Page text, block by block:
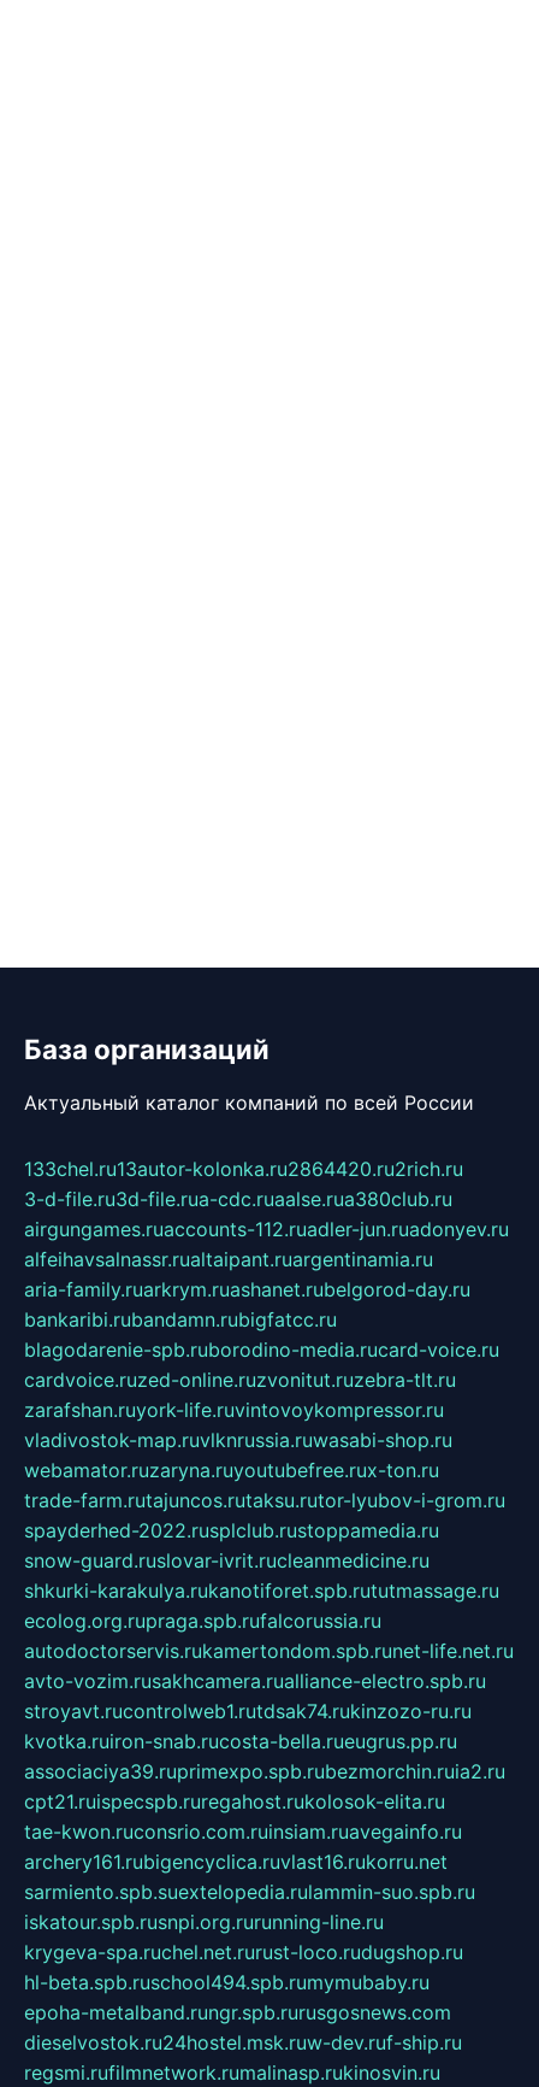
База организаций
Актуальный каталог компаний по всей России
133chel.ru13autor-kolonka.ru2864420.ru2rich.ru
3-d-file.ru3d-file.rua-cdc.ruaalse.rua380club.ru
airgungames.ruaccounts-112.ruadler-jun.ruadonyev.ru
alfeihavsalnassr.rualtaipant.ruargentinamia.ru
aria-family.ruarkrym.ruashanet.rubelgorod-day.ru
bankaribi.rubandamn.rubigfatcc.ru
blagodarenie-spb.ruborodino-media.rucard-voice.ru
cardvoice.ruzed-online.ruzvonitut.ruzebra-tlt.ru
zarafshan.ruyork-life.ruvintovoykompressor.ru
vladivostok-map.ruvlknrussia.ruwasabi-shop.ru
webamator.ruzaryna.ruyoutubefree.rux-ton.ru
trade-farm.rutajuncos.rutaksu.rutor-lyubov-i-grom.ru
spayderhed-2022.rusplclub.rustoppamedia.ru
snow-guard.ruslovar-ivrit.rucleanmedicine.ru
shkurki-karakulya.rukanotiforet.spb.rututmassage.ru
ecolog.org.rupraga.spb.rufalcorussia.ru
autodoctorservis.rukamertondom.spb.runet-life.net.ru
avto-vozim.rusakhcamera.rualliance-electro.spb.ru
stroyavt.rucontrolweb1.rutdsak74.rukinzozo-ru.ru
kvotka.ruiron-snab.rucosta-bella.rueugrus.pp.ru
associaciya39.ruprimexpo.spb.rubezmorchin.ruia2.ru
cpt21.ruispecspb.ruregahost.rukolosok-elita.ru
tae-kwon.ruconsrio.com.ruinsiam.ruavegainfo.ru
archery161.rubigencyclica.ruvlast16.rukorru.net
sarmiento.spb.suextelopedia.rulammin-suo.spb.ru
iskatour.spb.rusnpi.org.rurunning-line.ru
krygeva-spa.ruchel.net.rurust-loco.rudugshop.ru
hl-beta.spb.ruschool494.spb.rumymubaby.ru
epoha-metalband.rungr.spb.rurusgosnews.com
dieselvostok.ru24hostel.msk.ruw-dev.ruf-ship.ru
regsmi.rufilmnetwork.rumalinasp.rukinosvin.ru